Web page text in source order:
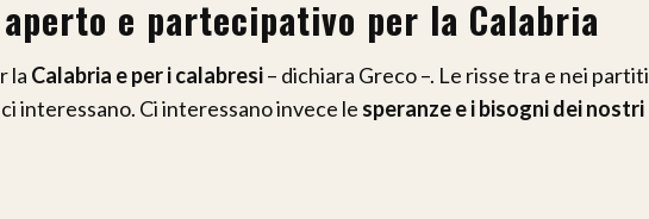
e partecipativo per la Calabria
la Calabria e per i calabresi– dichiara Greco –. Le risse tra e nei partiti
interessano. Ci interessano invece le speranze e i bisogni dei nostri